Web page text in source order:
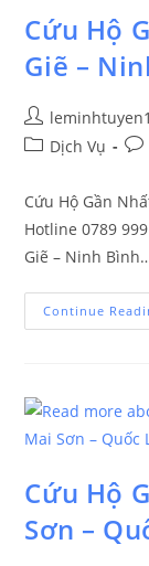
Cứu Hộ
Giẽ –
Dịch Vụ
Cứu Hộ Gần
Hotline 0789
Giẽ – Ninh
Continue
Cứu Hộ
Sơn –